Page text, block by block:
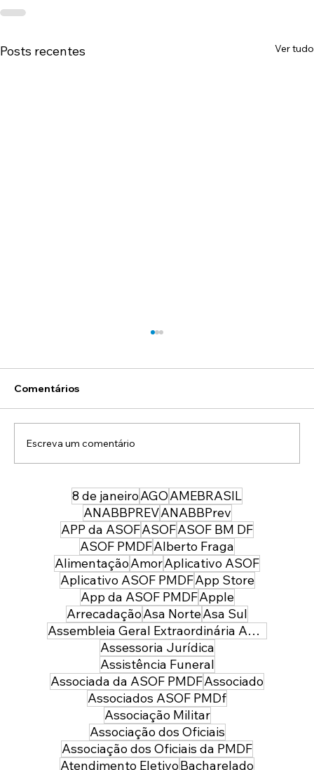
8 de janeiroAGOAMEBRASIL
ANABBPREVANABBPrev
APP da ASOFASOFASOF BM DF
ASOF PMDFAlberto Fraga
AlimentaçãoAmorAplicativo ASOF
Aplicativo ASOF PMDFApp Store
App da ASOF PMDFApple
ArrecadaçãoAsa NorteAsa Sul
Assembleia Geral Extraordinária ASOF PMDF
Assessoria Jurídica
Assistência Funeral
Associada da ASOF PMDFAssociado
Associados ASOF PMDf
Associação Militar
Associação dos Oficiais
Associação dos Oficiais da PMDF
Atendimento EletivoBacharelado
Posts recentes Ver tudo
43 anos depois da sua entrada, temos
uma PMDF mais forte, moderna e
preparada para servir à sociedade:
parabéns policial militar feminina!
Comentários
Escreva um comentário